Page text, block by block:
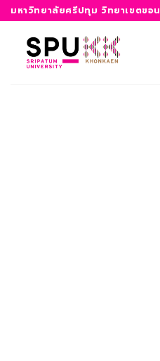
ข้าม
ไป
เนื้อหา
มหาวิทยาลัยศรีปทุม วิทยาเขตขอ